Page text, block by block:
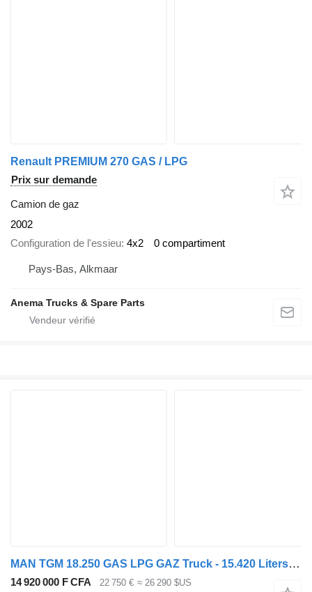
Renault PREMIUM 270 GAS / LPG
Prix sur demande
Camion de gaz
2002
Configuration de l'essieu 4x2 0 compartiment
Pays-Bas, Alkmaar
Anema Trucks & Spare Parts
MAN TGM 18.250 GAS LPG GAZ Truck - 15.420 Liters - Complete all mete
14 920 000 F CFA 22 750 € ≈ 26 290 $US